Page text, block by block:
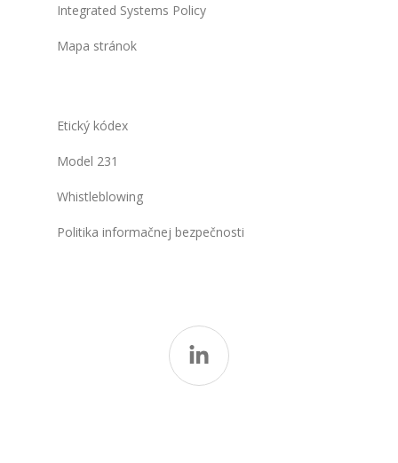
Integrated Systems Policy
Mapa stránok
Etický kódex
Model 231
Whistleblowing
Politika informačnej bezpečnosti